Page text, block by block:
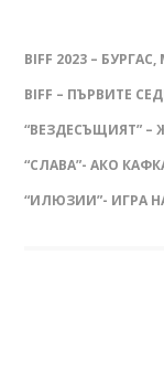
BIFF 2023 –
BIFF – ПЪРВИТЕ
“ВЕЗДЕСЪЩИЯТ” –
“СЛАВА”- АКО
“ИЛЮЗИИ”- ИГРА